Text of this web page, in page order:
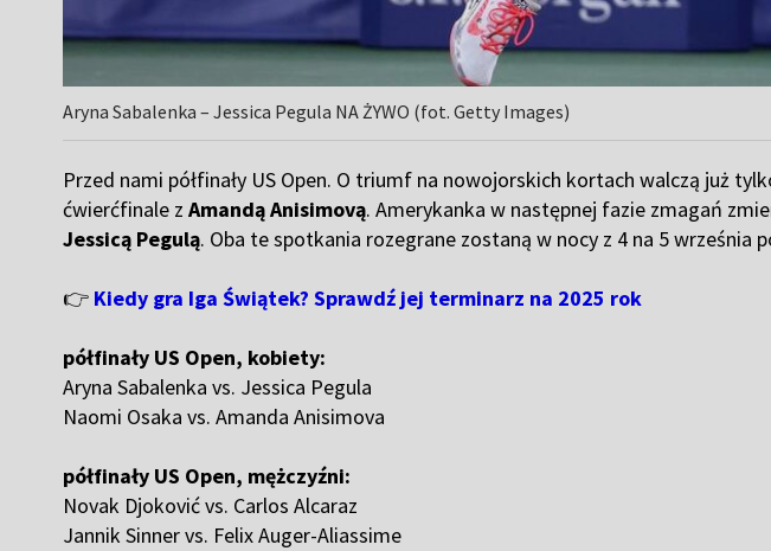
Aryna Sabalenka – Jessica Pegula NA ŻYWO (fot. Getty Images)
Przed nami półfinały US Open. O triumf na nowojorskich kortach walczą już
ćwierćfinale zAmandą Anisimovą. Amerykanka w następnej fazie zmagań
Jessicą Pegulą. Oba te spotkania rozegrane zostaną w nocy z 4 na 5 września
👉 Kiedy gra Iga Świątek? Sprawdź jej terminarz na 2025 rok
półfinały US Open, kobiety:
Aryna Sabalenka vs. Jessica Pegula
Naomi Osaka vs. Amanda Anisimova
półfinały US Open, mężczyźni:
Novak Djoković vs. Carlos Alcaraz
Jannik Sinner vs. Felix Auger-Aliassime